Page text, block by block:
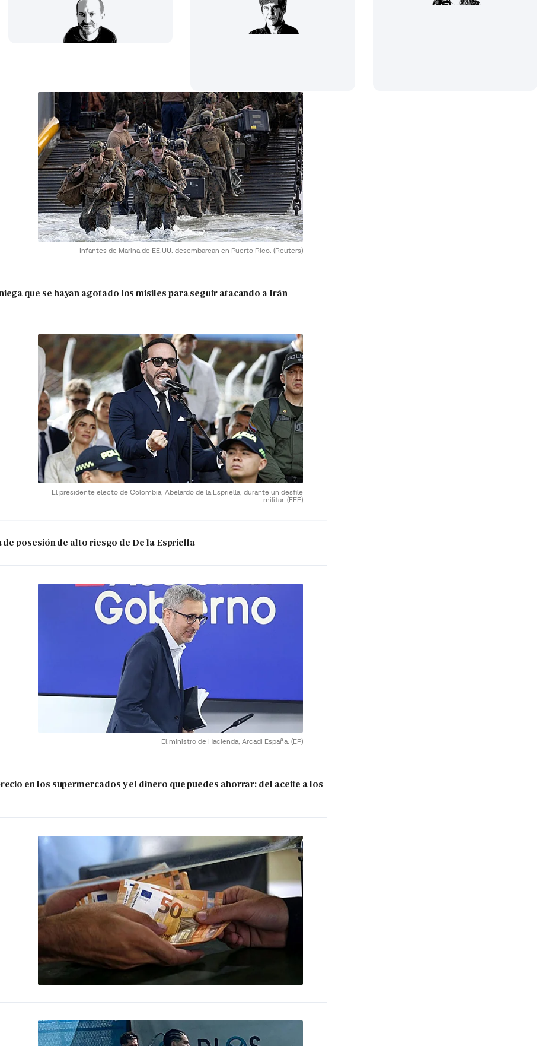
Infantes de Marina de EE.UU. desembarcan en Puerto Rico. (Reuters)
que se hayan agotado los misiles para seguir atacando a Irán
El presidente electo de Colombia, Abelardo de la Espriella, durante un desfile
militar. (EFE)
posesión de alto riesgo de De la Espriella
El ministro de Hacienda, Arcadi España. (EP)
en los supermercados y el dinero que puedes ahorrar: del aceite a los